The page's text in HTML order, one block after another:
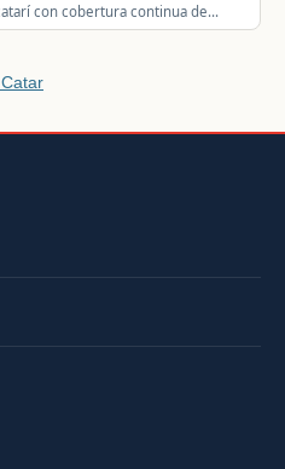
con cobertura continua de
y deportivas.